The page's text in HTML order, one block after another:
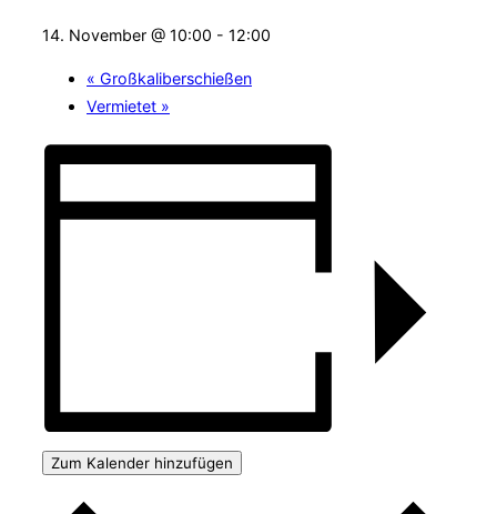
14. November @ 10:00 - 12:00
« Großkaliberschießen
Vermietet »
Zum Kalender hinzufügen